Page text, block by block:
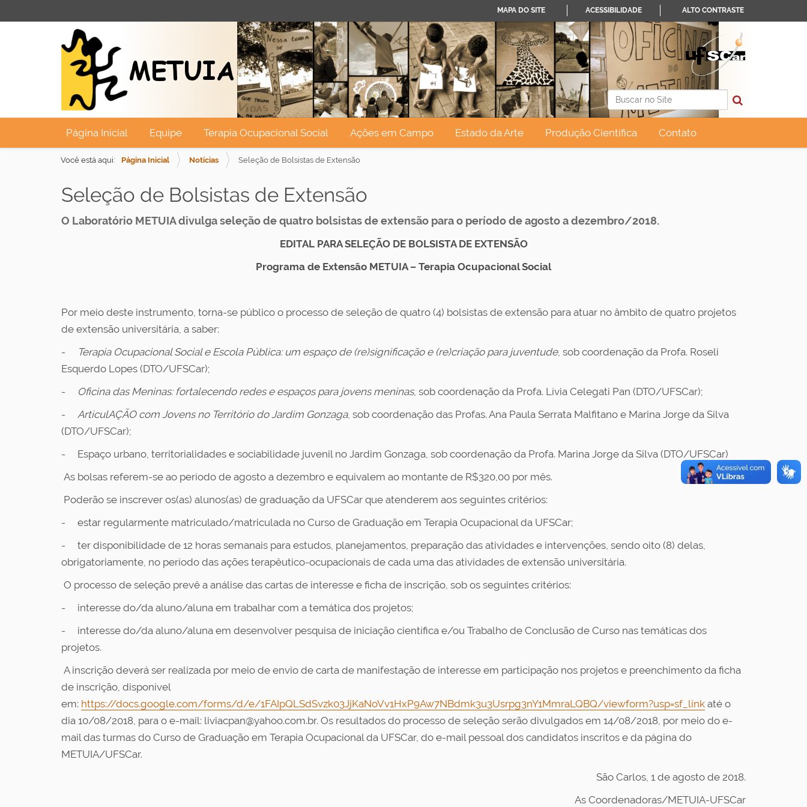
Busca
Busca Avançada…
MAPA DO SITE ACESSIBILIDADE ALTO CONTRASTE
Página Inicial Equipe Terapia Ocupacional Social Ações em Campo Estado da Arte Produção Científica Contato
Você está aqui: Página Inicial Notícias Seleção de Bolsistas de Extensão
Seleção de Bolsistas de Extensão
O Laboratório METUIA divulga seleção de quatro bolsistas de extensão para o período de agosto a dezembro/2018.
EDITAL PARA SELEÇÃO DE BOLSISTA DE EXTENSÃO
Programa de Extensão METUIA – Terapia Ocupacional Social
Por meio deste instrumento, torna-se público o processo de seleção de quatro (4) bolsistas de extensão para atuar no âmbito de quatro projetos
de extensão universitária, a saber:
-
Terapia Ocupacional Social e Escola Pública: um espaço de (re)significação e (re)criação para juventude, sob coordenação da Profa. Roseli
Esquerdo Lopes (DTO/UFSCar);
- Oficina das Meninas: fortalecendo redes e espaços para jovens meninas, sob coordenação da Profa. Lívia Celegati Pan (DTO/UFSCar);
- ArticulAÇÃO com Jovens no Território do Jardim Gonzaga, sob coordenação das Profas. Ana Paula Serrata Malfitano e Marina Jorge da Silva
(DTO/UFSCar);
- Espaço urbano, territorialidades e sociabilidade juvenil no Jardim Gonzaga, sob coordenação da Profa. Marina Jorge da Silva (DTO/UFSCar)
As bolsas referem-se ao período de agosto a dezembro e equivalem ao montante de R$320,00 por mês.
Poderão se inscrever os(as) alunos(as) de graduação da UFSCar que atenderem aos seguintes critérios:
- estar regularmente matriculado/matriculada no Curso de Graduação em Terapia Ocupacional da UFSCar;
- ter disponibilidade de 12 horas semanais para estudos, planejamentos, preparação das atividades e intervenções, sendo oito (8) delas,
obrigatoriamente, no período das ações terapêutico-ocupacionais de cada uma das atividades de extensão universitária.
O processo de seleção prevê a análise das cartas de interesse e ficha de inscrição, sob os seguintes critérios:
- interesse do/da aluno/aluna em trabalhar com a temática dos projetos;
- interesse do/da aluno/aluna em desenvolver pesquisa de iniciação científica e/ou Trabalho de Conclusão de Curso nas temáticas dos
projetos.
A inscrição deverá ser realizada por meio de envio de carta de manifestação de interesse em participação nos projetos e preenchimento da ficha
de inscrição, disponível
em: https://docs.google.com/forms/d/e/1FAIpQLSdSvzk03JjKaNoVv1HxP9Aw7NBdmk3u3Usrpg3nY1MmraLQBQ/viewform?usp=sf_link até o
dia 10/08/2018, para o e-mail: liviacpan@yahoo.com.br. Os resultados do processo de seleção serão divulgados em 14/08/2018, por meio do e-
mail das turmas do Curso de Graduação em Terapia Ocupacional da UFSCar, do e-mail pessoal dos candidatos inscritos e da página do
METUIA/UFSCar.
São Carlos, 1 de agosto de 2018.
As Coordenadoras/METUIA-UFSCar